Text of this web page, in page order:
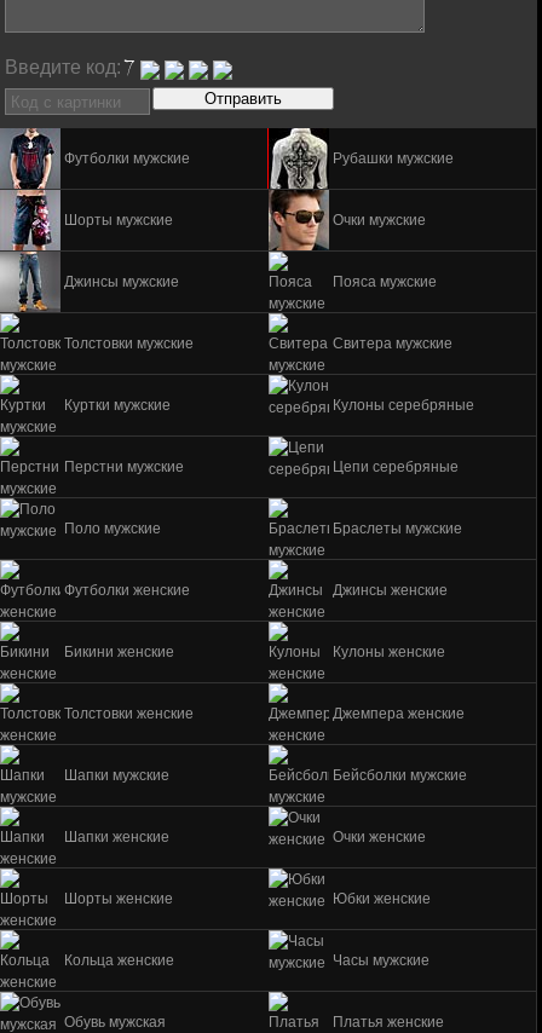
Футболки мужские Рубашки мужские
Шорты мужские Очки мужские
Джинсы мужские Пояса мужские
Толстовки мужские Свитера мужские
Куртки мужские Кулоны серебряные
Перстни мужские Цепи серебряные
Поло мужские Браслеты мужские
Футболки женские Джинсы женские
Бикини женские Кулоны женские
Толстовки женские Джемпера женские
Шапки мужские Бейсболки мужские
Шапки женские Очки женские
Шорты женские Юбки женские
Кольца женские Часы мужские
Обувь мужская Платья женские
Введите код: